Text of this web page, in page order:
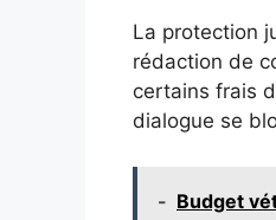
La protection
rédaction de
certains frais
dialogue se
- Budget